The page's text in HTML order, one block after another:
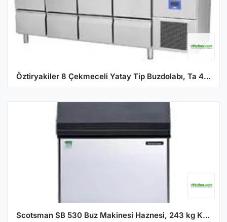
Öztiryakiler 8 Çekmeceli Yatay Tip Buzdolabı, Ta 460 Nmv
Scotsman SB 530 Buz Makinesi Haznesi, 243 kg Kapasiteli